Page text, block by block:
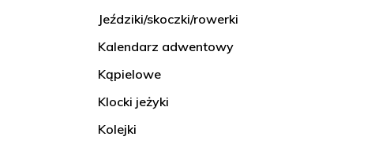
Jeździki/skoczki/rowerki
Kalendarz adwentowy
Kąpielowe
Klocki jeżyki
Kolejki